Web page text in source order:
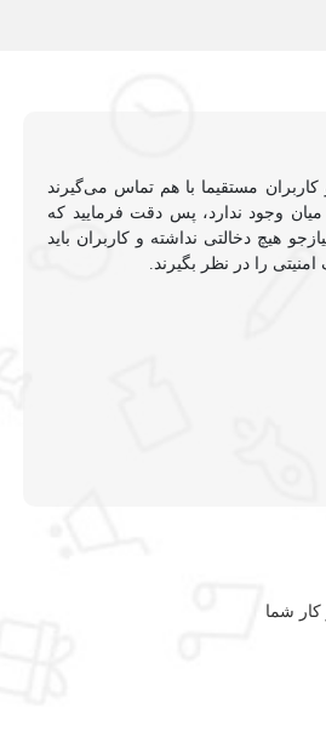
کاربران مستقیما با هم تماس می‌گیرند
وجود ندارد، پس دقت فرمایید که
هیچ دخالتی نداشته و کاربران باید
را در نظر بگیرند.
شما